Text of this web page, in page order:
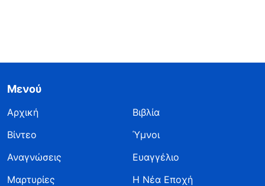
Μενού
Αρχική
Βιβλία
Βίντεο
Ύμνοι
Αναγνώσεις
Ευαγγέλιο
Μαρτυρίες
Η Νέα Εποχή